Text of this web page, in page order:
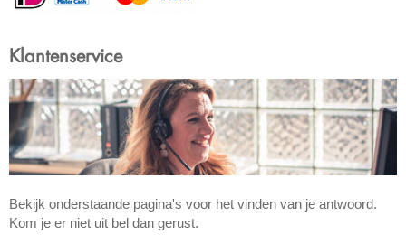
Klantenservice
Bekijk onderstaande pagina's voor het vinden van je antwoord.
Kom je er niet uit bel dan gerust.